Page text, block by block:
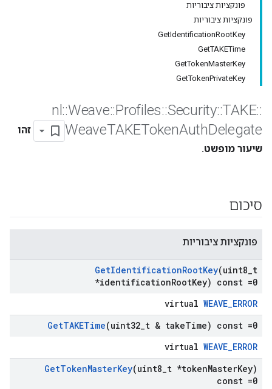
פונקציות ציבוריות
פונקציות ציבוריות
GetIdentificationRootKey
GetTAKETime
GetTokenMasterKey
GetTokenPrivateKey
nl ::Weave::Profiles::Security::TAKE::
WeaveTAKETokenAuthDelegate
זהו
שיעור מופשט.
סיכום
פונקציות ציבוריות
GetIdentificationRootKey(uint8 t
*identificationRootKey) const =0
virtual WEAVE_ERROR
GetTAKETime(uint32 t & takeTime) const =0
virtual WEAVE_ERROR
GetTokenMasterKey(uint8 t *tokenMasterKey)
const =0